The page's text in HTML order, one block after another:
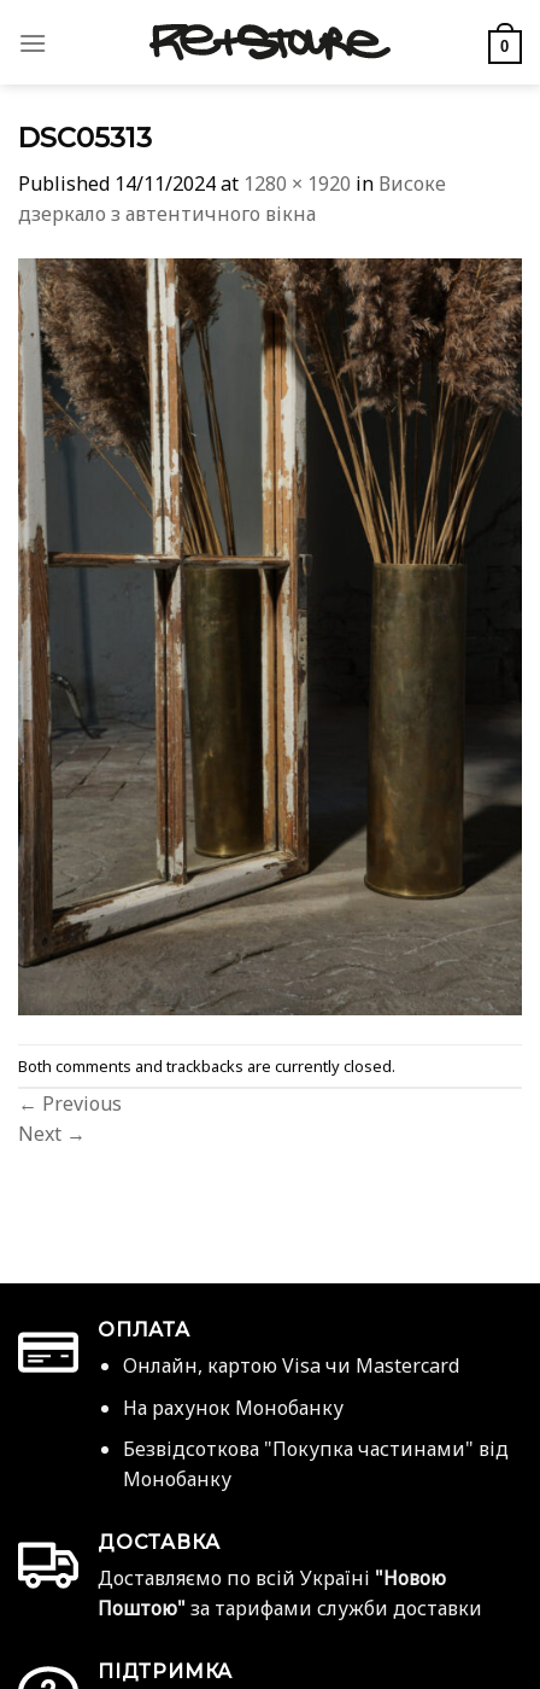
0
DSC05313
Published 14/11/2024at 1280 × 1920 in Високе
дзеркало з автентичного вікна
Both comments and trackbacks are currently closed.
← Previous
Next →
ОПЛАТА
Онлайн, картою Visa чи Mastercard
На рахунок Монобанку
Безвідсоткова "Покупка частинами" від
Монобанку
ДОСТАВКА
Доставляємо по всій Україні "Новою
Поштою" за тарифами служби доставки
ПІДТРИМКА